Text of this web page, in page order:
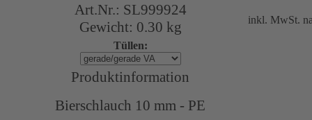
inkl. MwSt.
Art.Nr.: SL999924
Gewicht: 0.30 kg
Tüllen:
Produktinformation
Bierschlauch 10 mm - PE